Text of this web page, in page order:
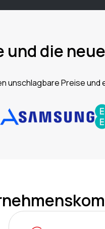
und die
unschlagbare Preise